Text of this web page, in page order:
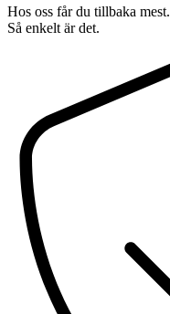
Hos oss får du tillbaka mest.
Så enkelt är det.